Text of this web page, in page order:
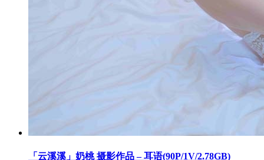
「云溪溪」奶桃 摄影作品 – 耳语(90P/1V/2.78GB)